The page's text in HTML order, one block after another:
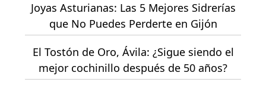
Joyas Asturianas: Las 5 Mejores Sidrerías
que No Puedes Perderte en Gijón
El Tostón de Oro, Ávila: ¿Sigue siendo el
mejor cochinillo después de 50 años?